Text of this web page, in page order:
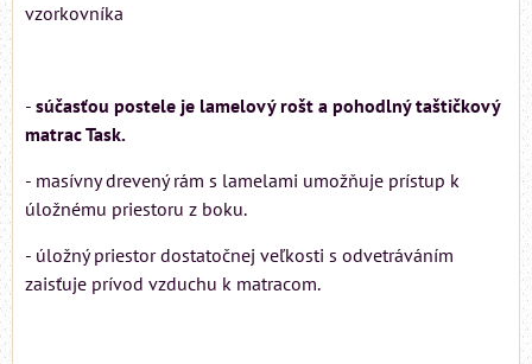
vzorkovníka
- súčasťou postele je lamelový rošt a pohodlný taštičkový
matrac Task.
- masívny drevený rám s lamelami umožňuje prístup k
úložnému priestoru z boku.
- úložný priestor dostatočnej veľkosti s odvetráváním
zaisťuje prívod vzduchu k matracom.